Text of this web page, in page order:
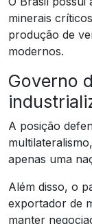
minerais
produção de
modernos.
Governo
A posição
apenas uma
Além disso, o
exportador de
manter